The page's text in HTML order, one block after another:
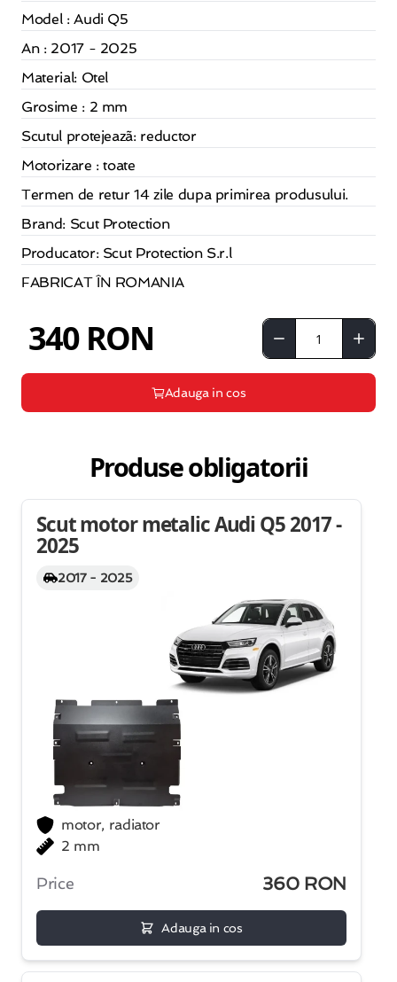
Model : Audi Q5
An : 2017 - 2025
Material: Otel
Grosime : 2 mm
Scutul protejeazã: reductor
Motorizare : toate
Termen de retur 14 zile dupa primirea produsului.
Brand: Scut Protection
Producator: Scut Protection S.r.l
FABRICAT ÎN ROMANIA
340 RON
Adauga in cos
Produse obligatorii
Scut motor metalic Audi Q5 2017 -
2025
2017 - 2025
motor, radiator
2 mm
Price 360 RON
Adauga in cos